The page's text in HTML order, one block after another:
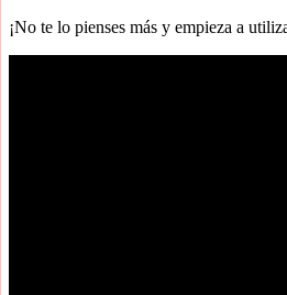
¡No te lo pienses más y empieza a